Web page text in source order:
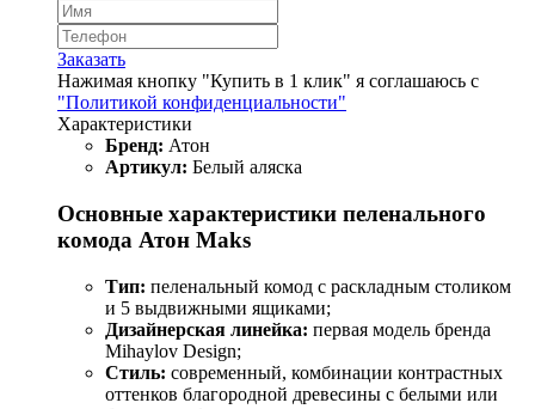
Заказать
Нажимая кнопку "Купить в 1 клик" я соглашаюсь с
"Политикой конфиденциальности"
Характеристики
Бренд: Атон
Артикул: Белый аляска
Основные характеристики пеленального
комода Атон Maks
Тип: пеленальный комод с раскладным столиком
и 5 выдвижными ящиками;
Дизайнерская линейка: первая модель бренда
Mihaylov Design;
Стиль: современный, комбинации контрастных
оттенков благородной древесины с белыми или